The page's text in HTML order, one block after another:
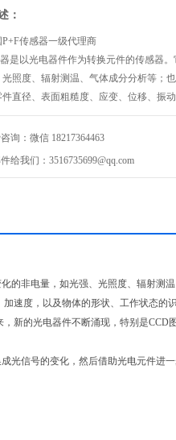
：
传感器一级代理商
是以光电器件作为转换元件的传感器
光照度、辐射测温、气体成分分析等；
直径、表面粗糙度、应变、位移、振
等。
询：微信 18217364463
给我们：3516735699@qq.com
的非电量，如光强、光照度、辐射测
速度，以及物体的形状、工作状态的
新的光电器件不断涌现，特别是CCD
光信号的变化，然后借助光电元件进